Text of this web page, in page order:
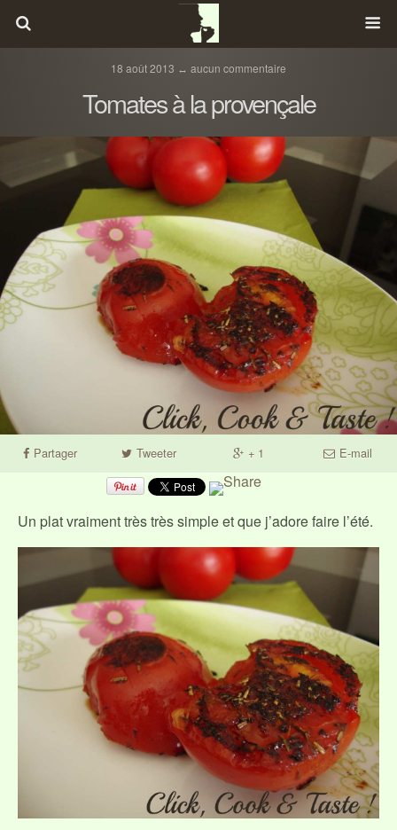
18 août 2013 ↔ aucun commentaire
Tomates à la provençale
Partager Tweeter + 1 E-mail
Un plat vraiment très très simple et que j’adore faire l’été.